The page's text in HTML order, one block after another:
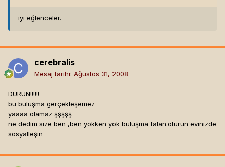
iyi eğlenceler.
cerebralis
Mesaj tarihi: Ağustos 31, 2008
DURUN!!!!!!
bu buluşma gerçekleşemez
yaaaa olamaz şşşşş
ne dedim size ben ,ben yokken yok buluşma falan.oturun evinizde
sosyalleşin